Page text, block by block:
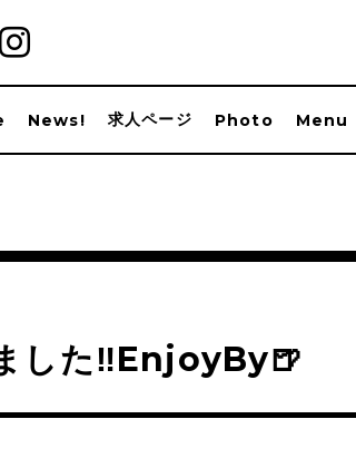
News! 求人ページ Photo Menu
した‼️EnjoyBy🍺